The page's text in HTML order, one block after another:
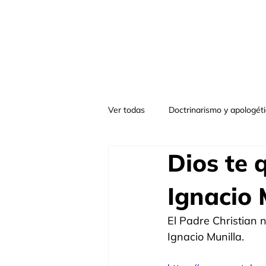
Ver todas Doctrinarismo y
Otros (literatura, filosofía, etc)
Dios te
Ignacio
El Padre Christian
Ignacio Munilla.